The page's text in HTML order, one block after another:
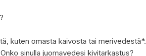
kuten omasta kaivosta tai merivedestä*.
sinulla juomavedesi kivitarkastus?